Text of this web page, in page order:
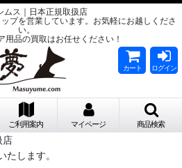
ムス｜日本正規取扱店
プを営業しています。お気軽にお越しくださ
い。
用品の買取はお任せください！
カート ログイン
ご利用案内 マイページ 商品検索
店
します。